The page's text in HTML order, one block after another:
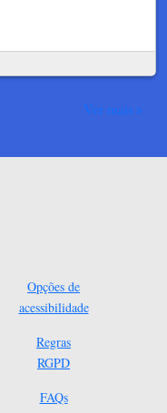
Ver mais
Opções de
acessibilidade
Regras
RGPD
FAQs